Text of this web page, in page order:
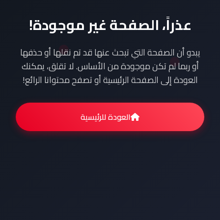
عذراً، الصفحة غير موجودة!
يبدو أن الصفحة التي تبحث عنها قد تم نقلها أو حذفها
أو ربما لم تكن موجودة من الأساس. لا تقلق، يمكنك
العودة إلى الصفحة الرئيسية أو تصفح محتوانا الرائع!
العودة للرئيسية